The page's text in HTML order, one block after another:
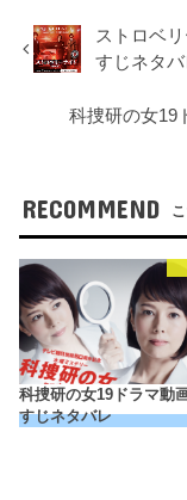
ストロベ
すじネタ
科捜研の女19
RECOMMEND
科捜研の女19ドラマ動
すじネタバレ